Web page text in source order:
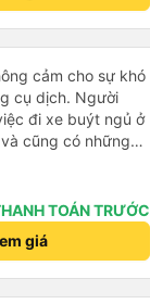
cảm cho sự khó
cụ dịch. Người
đi xe buýt ngủ ở
cũng có những
Đó là một sự lo
trong xe buýt
nệm cũng sạch và
는 버스를 탔습니
는 모르겠는데, 제가
베개 이불 깨끗합니
TOÁN TRƯỚC
giá